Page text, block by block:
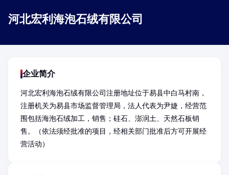
河北宏利海泡石绒有限公司
企业简介
河北宏利海泡石绒有限公司注册地址位于易县中白马村南，
注册机关为易县市场监督管理局，法人代表为尹婕，经营范
围包括海泡石绒加工，销售；硅石、澎润土、天然石板销
售。（依法须经批准的项目，经相关部门批准后方可开展经
营活动）